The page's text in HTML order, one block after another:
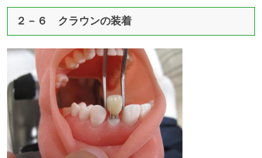
２－６ クラウンの装着